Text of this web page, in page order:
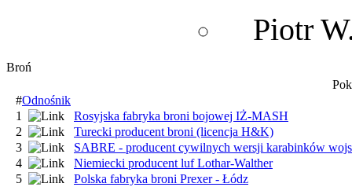
Piotr
Broń
#Odnośnik
1
Rosyjska fabryka broni bojowej IŻ-MASH
2
Turecki producent broni (licencja H&K)
3
SABRE - producent cywilnych wersji karabinków
4
Niemiecki producent luf Lothar-Walther
5
Polska fabryka broni Prexer - Łódz